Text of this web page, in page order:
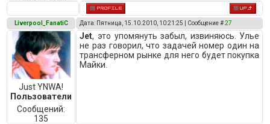
Liverpool_FanatiC Дата: Пятница, 15.10.2010, 10:21:25 | Сообщение #27
Just YNWA!
Пользователи
Сообщений:
135
Jet, это упомянуть забыл, извиняюсь. Улье
не раз говорил, что задачей номер один на
трансферном рынке для него будет покупка
Майки.